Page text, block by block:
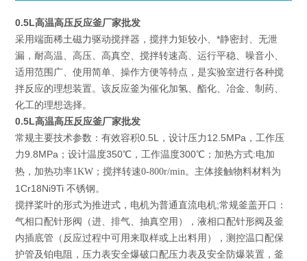
0.5L高温高压反应釜厂家批发
采用端面稀土磁力驱动搅拌器，搅拌力矩较小、*静密封、无泄
漏，耐高温、高压、高真空、搅拌转速高、运行平稳、噪音小、
适用范围广、使用简单、操作方便等特点，是实验室进行各种搅
拌反应的理想装置。该反应釜为催化加氢、酯化、冶金、制药、
化工的理想选择。
0.5L高温高压反应釜厂家批发
常规主要技术参数：有效容积0.5L，设计压力12.5MPa，工作压
力9.8MPa；设计温度350℃，工作温度300℃；加热方式:电加
热，加热功率1KW；搅拌转速0-800r/min。 主体接触物料材料为
1Cr18Ni9Ti 不锈钢。
搅拌桨叶的形式为推进式，电机为普通直流电机;常规釜盖开口：
气相口配针形阀（进、排气、抽真空用），液相口配针形阀及釜
内插底管（反应过程中可用来取样或上出料用），测控温口配保
护管及铂电阻，压力表安全爆破口配压力表及安全防爆装置，釜